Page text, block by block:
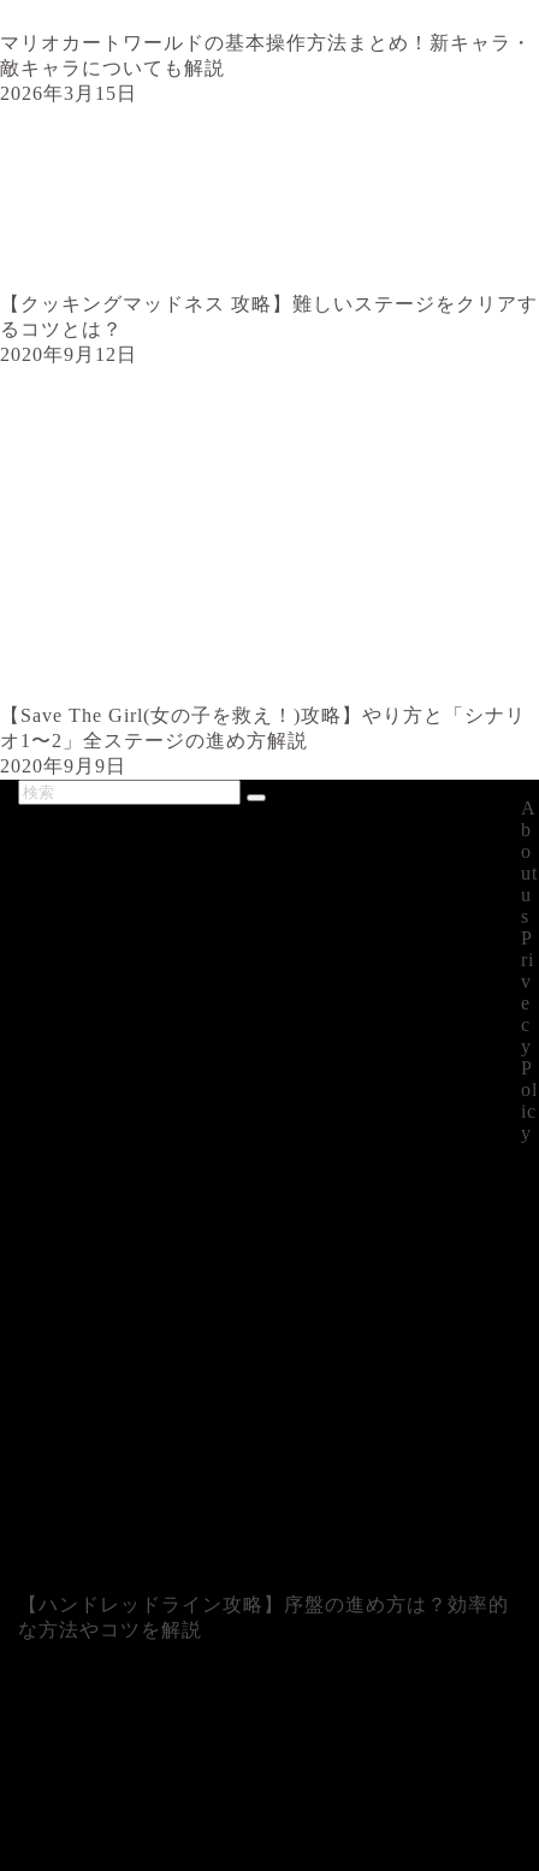
マリオカートワールドの基本操作方法まとめ！新キャラ・
敵キャラについても解説
2026年3月15日
【クッキングマッドネス 攻略】難しいステージをクリアす
るコツとは？
2020年9月12日
【Save The Girl(女の子を救え！)攻略】やり方と「シナリ
オ1〜2」全ステージの進め方解説
2020年9月9日
【ハンドレッドライン攻略】序盤の進め方は？効率的
な方法やコツを解説
A
b
o
ut
u
s
P
ri
v
e
c
y
P
ol
ic
y